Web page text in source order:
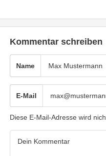
Kommentar schreiben
Name
E-Mail
Diese E-Mail-Adresse wird